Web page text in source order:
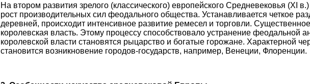
На втором развития зрелого (классического) европейского Средневековья (XI
рост производительных сил феодального общества. Устанавливается четкое
деревней, происходит интенсивное развитие ремесел и торговли.
королевская власть. Этому процессу способствовало устранение феодальной
королевской власти становятся рыцарство и богатые горожане. Характерной
становится возникновение городов-государств, например, Венеции, Флоренции.